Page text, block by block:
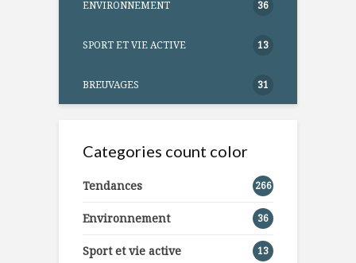
ENVIRONNEMENT 36
SPORT ET VIE ACTIVE 13
BREUVAGES 31
Categories count color
Tendances 266
Environnement 36
Sport et vie active 13